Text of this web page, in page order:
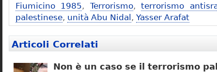
Fiumicino 1985, Terrorismo,terrorismo
palestinese, unità Abu Nidal , Yasser Arafat
Articoli Correlati
Non è un caso se il terrorismo